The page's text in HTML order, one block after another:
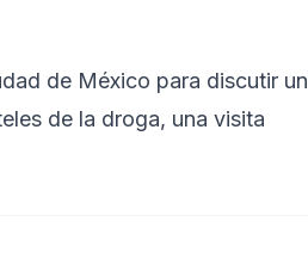
de México para discutir un
de la droga, una visita